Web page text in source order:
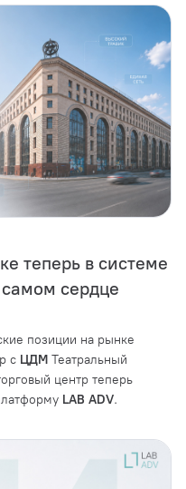
теперь в системе
сердце
позиции на рынке
с ЦДМ Театральный
центр теперь
LAB ADV.